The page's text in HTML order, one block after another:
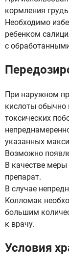
кормления
Необходимо
ребенком
с
При наружном
кислоты обычно
токсических
указанных
Возможно
В качестве меры
препарат.
В случае
Колломак
большим
к врачу.
Условия